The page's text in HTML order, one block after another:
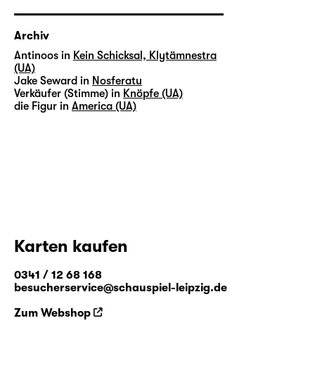
Archiv
Antinoos in Kein Schicksal, Klytämnestra
(UA)
Jake Seward in Nosferatu
Verkäufer (Stimme) in Knöpfe (UA)
die Figur in America (UA)
Karten kaufen
0341 / 12 68 168
besucherservice@schauspiel-leipzig.de
Zum Webshop